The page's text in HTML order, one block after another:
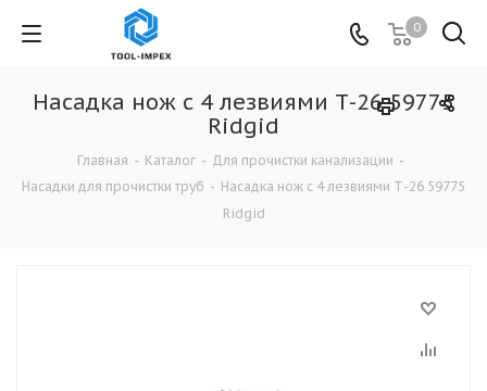
0
Насадка нож с 4 лезвиями Т-26 59775
Ridgid
Главная - Каталог - Для прочистки канализации -
Насадки для прочистки труб - Насадка нож с 4 лезвиями Т-26 59775
Ridgid